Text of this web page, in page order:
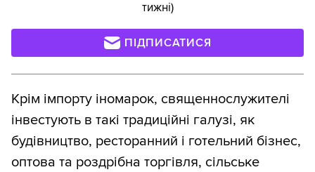
тижні)
ПІДПИСАТИСЯ
Крім імпорту іномарок, священнослужителі
інвестують в такі традиційні галузі, як
будівництво, ресторанний і готельний бізнес,
оптова та роздрібна торгівля, сільське